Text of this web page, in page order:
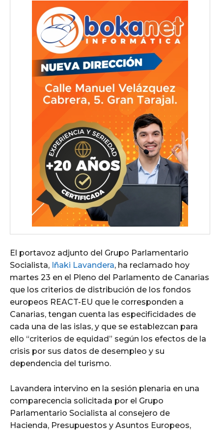
El portavoz adjunto del Grupo Parlamentario
Socialista, Iñaki Lavandera, ha reclamado hoy
martes 23 en el Pleno del Parlamento de Canarias
que los criterios de distribución de los fondos
europeos REACT-EU que le corresponden a
Canarias, tengan cuenta las especificidades de
cada una de las islas, y que se establezcan para
ello “criterios de equidad” según los efectos de la
crisis por sus datos de desempleo y su
dependencia del turismo.
Lavandera intervino en la sesión plenaria en una
comparecencia solicitada por el Grupo
Parlamentario Socialista al consejero de
Hacienda, Presupuestos y Asuntos Europeos,